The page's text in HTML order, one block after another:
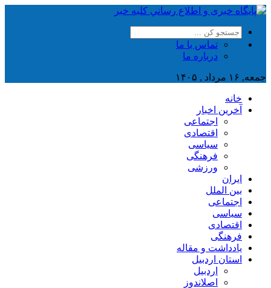
تماس با ما
درباره ما
جمعه, ۱۶ مرداد , ۱۴۰۵
خانه
آخرین اخبار
اجتماعی
اقتصادی
سیاسی
فرهنگی
ورزشی
ایران
بین الملل
اجتماعی
سیاسی
اقتصادی
فرهنگی
یادداشت و مقاله
استان اردبیل
اردبیل
اصلاندوز